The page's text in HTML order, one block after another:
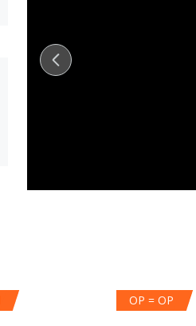
Werkzame stof:
Neporex heeft dezelfde
Gebruik biociden veilig.
OP = OP